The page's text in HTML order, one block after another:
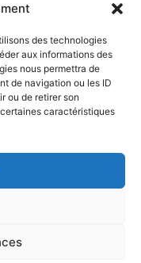
des technologies
aux informations des
nous permettra de
de navigation ou les ID
ou de retirer son
caractéristiques
Mexicain
Dubon